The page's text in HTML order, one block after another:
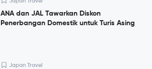
ANA dan JAL Tawarkan Diskon
Penerbangan Domestik untuk Turis Asing
Japan Travel